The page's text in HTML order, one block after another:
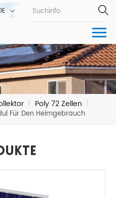
| Poly 72 Zellen |
Für Den Heimgebrauch